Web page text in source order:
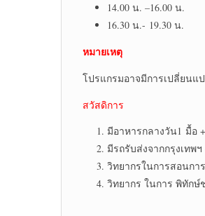
14.00 น. –16.00
16.30 น.-
หมายเหตุ
โปรแกรมอาจมีการเปลี่ยนแ
สวัสดิการ
มีอาหารกลางวัน1 มื้อ
มีรถรับส่งจากกรุงเทพ
วิทยากรในการสอนกา
วิทยากร ในการ พิทักษ์